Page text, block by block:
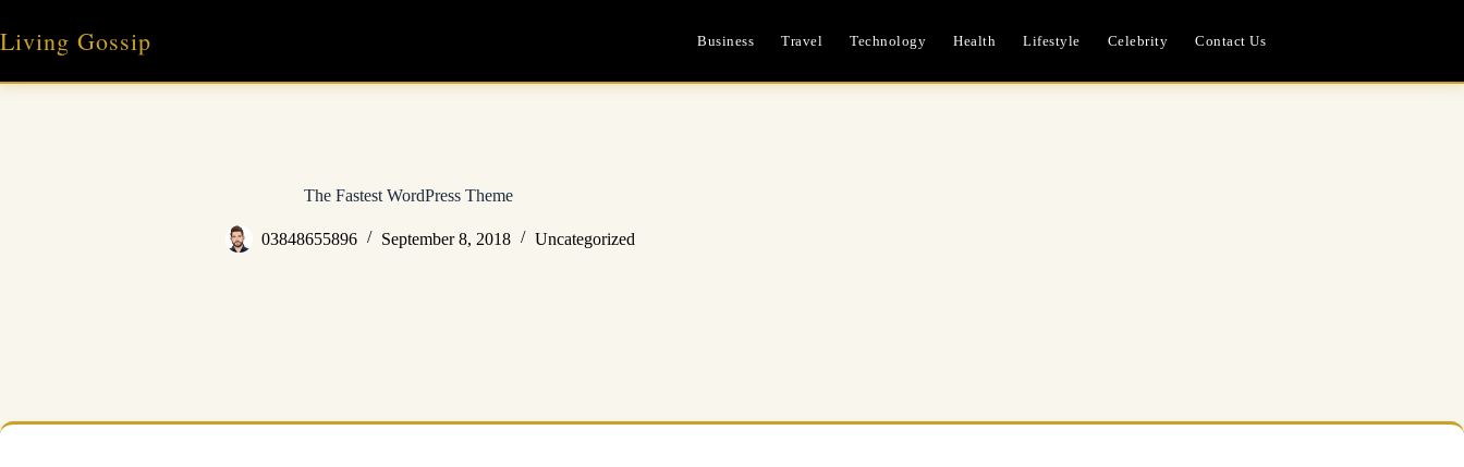
content
Living Gossip Business Travel Technology Health Lifestyle Celebrity Contact Us
The Fastest WordPress Theme
03848655896 September 8, 2018 Uncategorized